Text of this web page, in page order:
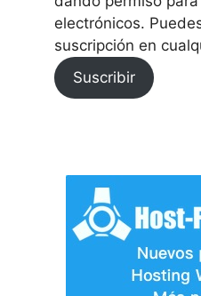
electrónicos.
suscripción en
Suscribir